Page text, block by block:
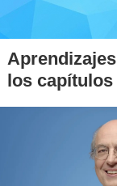
los capítulos